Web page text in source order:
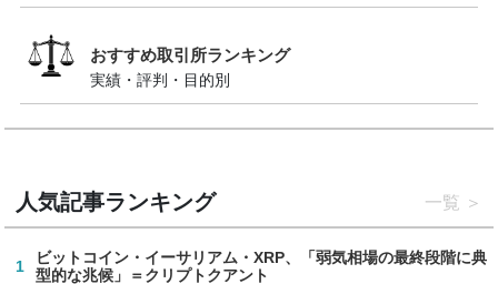
おすすめ取引所ランキング
実績・評判・目的別
人気記事ランキング 一覧
1
ビットコイン・イーサリアム・XRP、「弱気相場の最終段階に典
型的な兆候」＝クリプトクアント